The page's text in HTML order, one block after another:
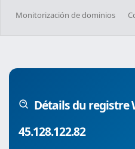
Monitorización de dominios
Détails du registre
45.128.122.82